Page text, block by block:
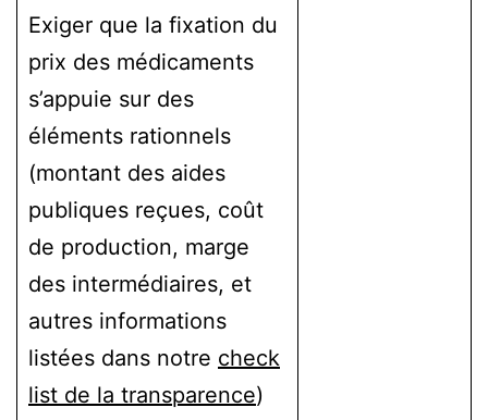
Exiger que la fixation du
prix des médicaments
s’appuie sur des
éléments rationnels
(montant des aides
publiques reçues, coût
de production, marge
des intermédiaires, et
autres informations
listées dans notre check
list de la transparence)